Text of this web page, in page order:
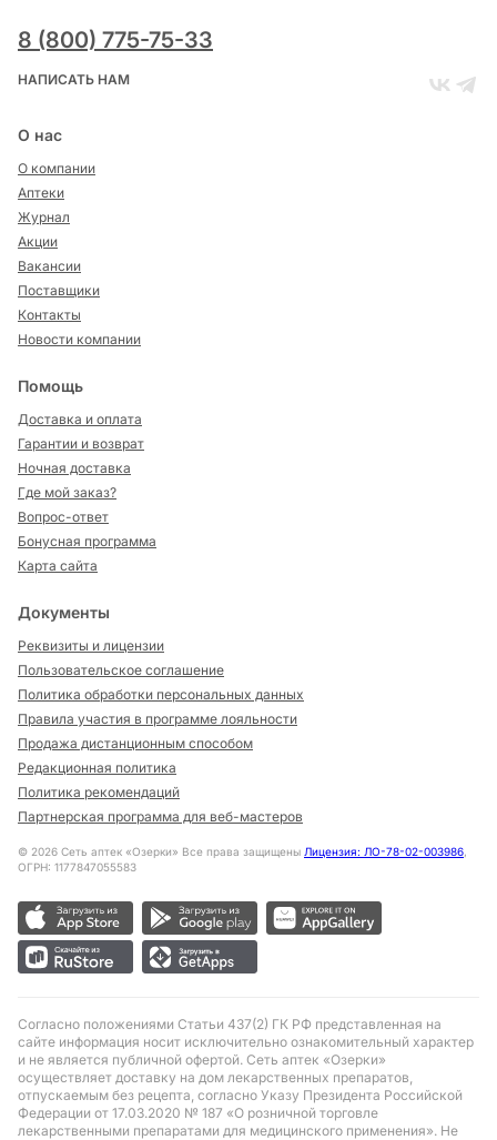
8 (800) 775-75-33
НАПИСАТЬ НАМ
О нас
О компании
Аптеки
Журнал
Акции
Вакансии
Поставщики
Контакты
Новости компании
Помощь
Доставка и оплата
Гарантии и возврат
Ночная доставка
Где мой заказ?
Вопрос-ответ
Бонусная программа
Карта сайта
Документы
Реквизиты и лицензии
Пользовательское соглашение
Политика обработки персональных данных
Правила участия в программе лояльности
Продажа дистанционным способом
Редакционная политика
Политика рекомендаций
Партнерская программа для веб-мастеров
© 2026 Сеть аптек «Озерки» Все права защищены Лицензия: ЛО-78-02-003986,
ОГРН: 1177847055583
Согласно положениями Статьи 437(2) ГК РФ представленная на
сайте информация носит исключительно ознакомительный характер
и не является публичной офертой. Сеть аптек «Озерки»
осуществляет доставку на дом лекарственных препаратов,
отпускаемым без рецепта, согласно Указу Президента Российской
Федерации от 17.03.2020 № 187 «О розничной торговле
лекарственными препаратами для медицинского применения». Не